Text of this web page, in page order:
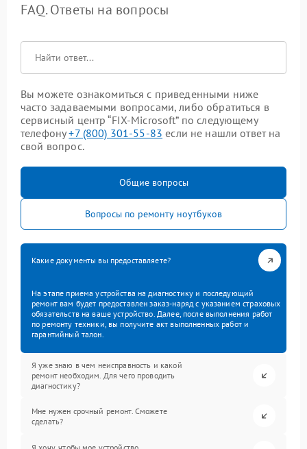
FAQ. Ответы на вопросы
Вы можете ознакомиться с приведенными ниже
часто задаваемыми вопросами, либо обратиться в
сервисный центр “FIX-Microsoft” по следующему
телефону+7 (800) 301-55-83 если не нашли ответ на
свой вопрос.
Общие вопросы
Вопросы по ремонту ноутбуков
Какие документы вы предоставляете?
На этапе приема устройства на диагностику и последующий
ремонт вам будет предоставлен заказ-наряд с указанием страховых
обязательств на ваше устройство. Далее, после выполнения работ
по ремонту техники, вы получите акт выполненных работ и
гарантийный талон.
Я уже знаю в чем неисправность и какой
ремонт необходим. Для чего проводить
диагностику?
Мне нужен срочный ремонт. Сможете
сделать?